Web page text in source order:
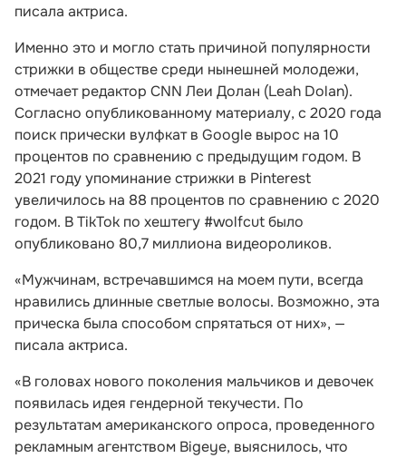
писала актриса.
Именно это и могло стать причиной популярности
стрижки в обществе среди нынешней молодежи,
отмечает редактор CNN Леи Долан (Leah Dolan).
Согласно опубликованному материалу, с 2020 года
поиск прически вулфкат в Google вырос на 10
процентов по сравнению с предыдущим годом. В
2021 году упоминание стрижки в Pinterest
увеличилось на 88 процентов по сравнению с 2020
годом. В TikTok по хештегу #wolfcut было
опубликовано 80,7 миллиона видеороликов.
«Мужчинам, встречавшимся на моем пути, всегда
нравились длинные светлые волосы. Возможно, эта
прическа была способом спрятаться от них», —
писала актриса.
«В головах нового поколения мальчиков и девочек
появилась идея гендерной текучести. По
результатам американского опроса, проведенного
рекламным агентством Bigeye, выяснилось, что